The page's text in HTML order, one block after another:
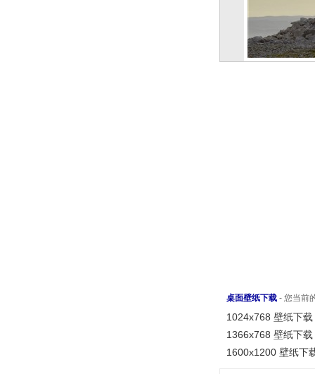
桌面壁纸下载 - 您当前
1024x768 壁纸下载
1366x768 壁纸下载
1600x1200 壁纸下